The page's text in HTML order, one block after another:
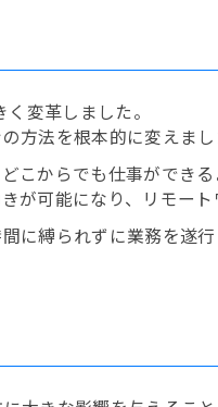
変革しました。
方法を根本的に変えまし
からでも仕事ができる
可能になり、リモート
に縛られずに業務を遂